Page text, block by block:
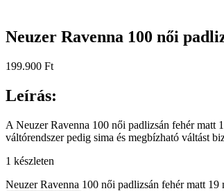
Neuzer Ravenna 100 női
199.900 Ft
Leírás:
A Neuzer Ravenna 100 női padlizsán fehér matt
váltórendszer pedig sima és megbízható váltást
1 készleten
Neuzer Ravenna 100 női padlizsán fehér matt 19